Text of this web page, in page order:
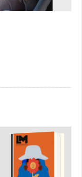
TÉLÉCHARGER